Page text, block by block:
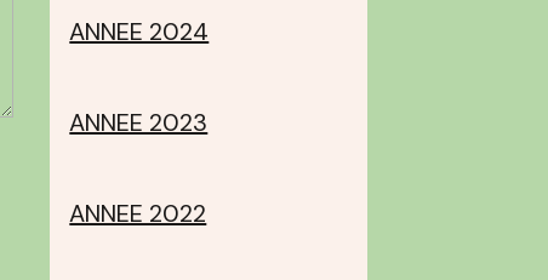
ANNEE 2024
ANNEE 2023
ANNEE 2022